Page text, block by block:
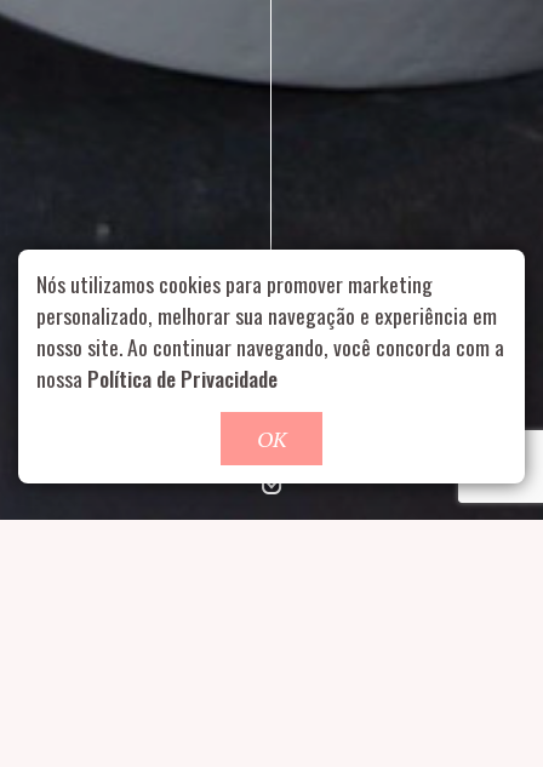
Rua Aurélia, 1714 – Vila Romana, São Paulo – SP | 55 11
99178-5848
contato@nucleofood.com
Role para continar
Nós utilizamos cookies para promover marketing
personalizado, melhorar sua navegação e experiência em
nosso site. Ao continuar navegando, você concorda com a
nossa Política de Privacidade
OK